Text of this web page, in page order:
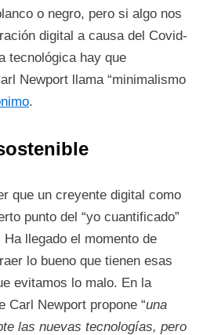
o negro, pero si algo nos
digital a causa del Covid-
tecnológica hay que
Newport llama “minimalismo
.
que un creyente digital como
punto del “yo cuantificado”
llegado el momento de
lo bueno que tienen esas
evitamos lo malo. En la
Carl Newport propone “una
las nuevas tecnologías, pero